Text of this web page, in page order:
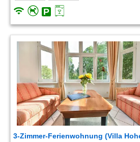
3-Zimmer-Ferienwohnung (Villa